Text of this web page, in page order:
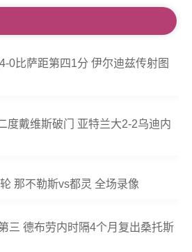
0比萨距第四1分 伊尔迪兹传射图
度戴维斯破门 亚特兰大2-2乌迪内
那不勒斯vs都灵 全场录像
三 德布劳内时隔4个月复出桑托斯